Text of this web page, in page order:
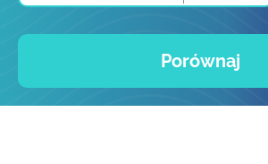
Porównaj